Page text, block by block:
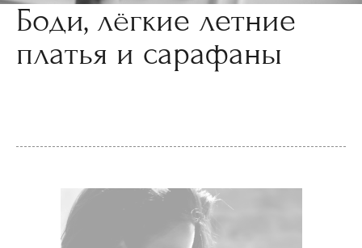
Боди, лёгкие летние
платья и сарафаны